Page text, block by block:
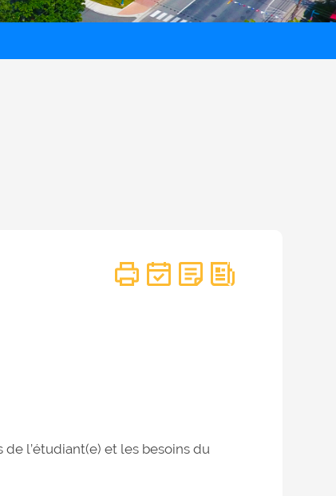
l’étudiant(e) et les besoins du